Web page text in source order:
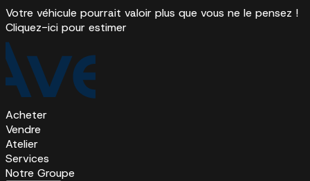
Votre véhicule pourrait valoir plus que vous ne le pensez !
Cliquez-ici pour estimer
Acheter
Vendre
Atelier
Services
Notre Groupe